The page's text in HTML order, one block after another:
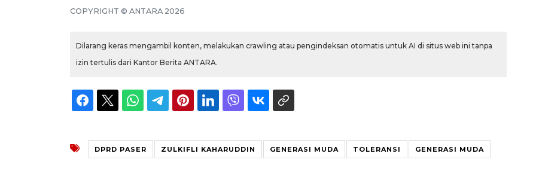
COPYRIGHT © ANTARA 2026
Dilarang keras mengambil konten, melakukan crawling atau pengindeksan otomatis untuk AI di situs web ini tanpa
izin tertulis dari Kantor Berita ANTARA.
DPRD PASER ZULKIFLI KAHARUDDIN GENERASI MUDA TOLERANSI GENERASI MUDA